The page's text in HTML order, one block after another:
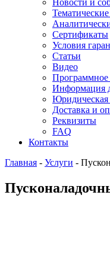
Новости и
Тематические
Сертификаты
Условия
Статьи
Видео
Программное
Информация
Доставка и
Реквизиты
FAQ
Контакты
Главная - Услуги -